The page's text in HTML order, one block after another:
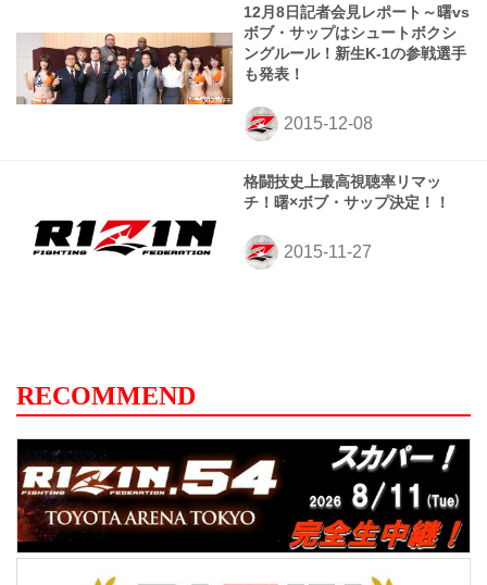
12月8日記者会見レポート～曙vs
ボブ・サップはシュートボクシ
ングルール！新生K-1の参戦選手
も発表！
格闘技史上最高視聴率リマッ
チ！曙×ボブ・サップ決定！！
RECOMMEND